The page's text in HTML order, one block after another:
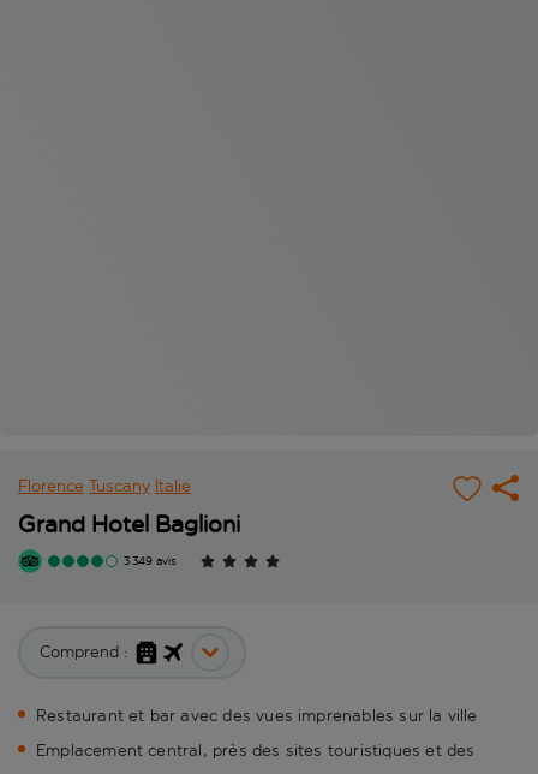
Florence Tuscany Italie
Grand Hotel Baglioni
3 349 avis
Comprend :
Restaurant et bar avec des vues imprenables sur la ville
Emplacement central, près des sites touristiques et des